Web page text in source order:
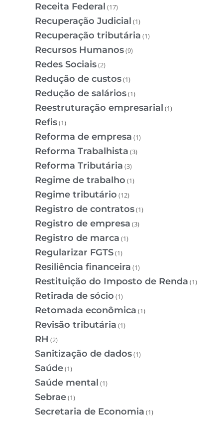
Receita Federal (17)
Recuperação Judicial (1)
Recuperação tributária (1)
Recursos Humanos(9)
Redes Sociais(2)
Redução de custos(1)
Redução de salários(1)
Reestruturação empresarial (1)
Refis(1)
Reforma de empresa (1)
Reforma Trabalhista (3)
Reforma Tributária (3)
Regime de trabalho (1)
Regime tributário (12)
Registro de contratos(1)
Registro de empresa (3)
Registro de marca (1)
Regularizar FGTS(1)
Resiliência financeira (1)
Restituição do Imposto de Renda (1)
Retirada de sócio (1)
Retomada econômica (1)
Revisão tributária (1)
RH (2)
Sanitização de dados(1)
Saúde(1)
Saúde mental (1)
Sebrae(1)
Secretaria de Economia (1)